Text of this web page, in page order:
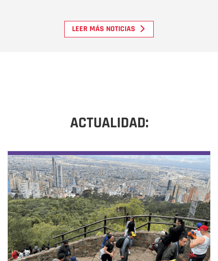
LEER MÁS NOTICIAS
ACTUALIDAD: